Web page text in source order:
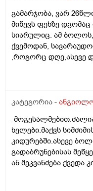
გამარჯობა, ვარ
მიწევს ფეხზე
სიარულიც. ამ
ქვემოდან,
,როგორც დღე,ასევე
დამეღვარა და
სიმძიმის შეგრძნება.
კატეგორია -
-
ხელები.მაქვს
კიდურებში.ასევე
გადაბრუნებისას
ან მეკვანძება